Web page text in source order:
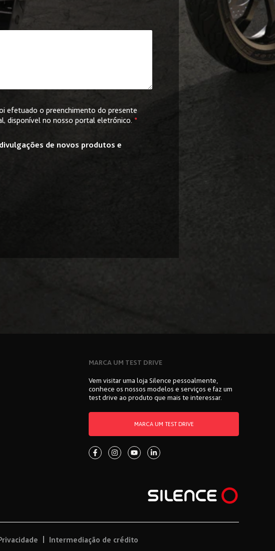
efetuado o preenchimento do presente
, disponível no nosso portal eletrónico. *
de novos produtos e
MARCA UM TEST DRIVE
Vem visitar uma loja Silence pessoalmente,
conhece os nossos modelos e serviços e faz um
test drive ao produto que mais te interessar.
MARCA UM TEST DRIVE
Intermediação de crédito